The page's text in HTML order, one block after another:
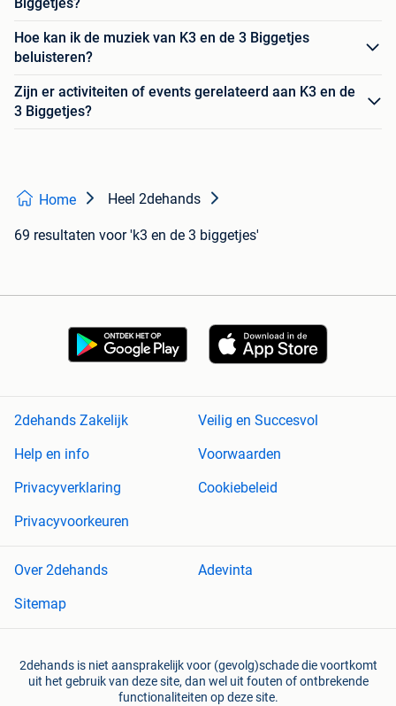
Biggetjes?
Hoe kan ik de muziek van K3 en de 3 Biggetjes
beluisteren?
Zijn er activiteiten of events gerelateerd aan K3 en de
3 Biggetjes?
Home Heel 2dehands
69 resultaten voor 'k3 en de 3 biggetjes'
2dehands Zakelijk
Veilig en Succesvol
Help en info
Voorwaarden
Privacyverklaring
Cookiebeleid
Privacyvoorkeuren
Over 2dehands
Adevinta
Sitemap
2dehands is niet aansprakelijk voor (gevolg)schade die voortkomt
uit het gebruik van deze site, dan wel uit fouten of ontbrekende
functionaliteiten op deze site.